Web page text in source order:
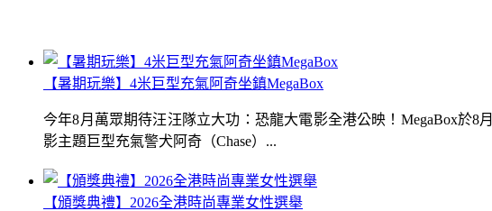
【暑期玩樂】4米巨型充氣阿奇坐鎮MegaBox
今年8月萬眾期待汪汪隊立大功：恐龍大電影全港公映！MegaBox於
影主題巨型充氣警犬阿奇（Chase）...
【頒獎典禮】2026全港時尚專業女性選舉